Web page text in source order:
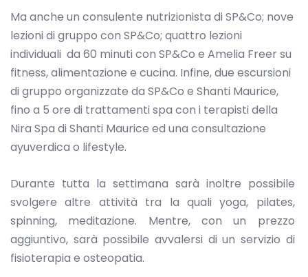
Ma anche un consulente nutrizionista di SP&Co; nove
lezioni di gruppo con SP&Co; quattro lezioni
individuali da 60 minuti con SP&Co e Amelia Freer su
fitness, alimentazione e cucina. Infine, due escursioni
di gruppo organizzate da SP&Co e Shanti Maurice,
fino a 5 ore di trattamenti spa con i terapisti della
Nira Spa di Shanti Maurice ed una consultazione
ayuverdica o lifestyle.
Durante tutta la settimana sarà inoltre possibile
svolgere altre attività tra la quali yoga, pilates,
spinning, meditazione. Mentre, con un prezzo
aggiuntivo, sarà possibile avvalersi di un servizio di
fisioterapia e osteopatia.